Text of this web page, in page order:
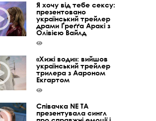
Я хочу від тебе сексу:
презентовано
український трейлер
драми Ґреґґа Аракі з
Олівією Вайлд
«Хижі води»: вийшов
український трейлер
трилера з Аароном
Екгартом
Співачка NE TA
презентувала сингл